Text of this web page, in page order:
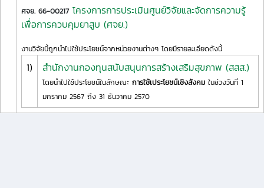
ศจย. 66-00217 โครงการการประเมินศูนย์วิจัยและจัดการความรู้
เพื่อการควบคุมยาสูบ (ศจย.)
งานวิจัยนี้ถูกนำไปใช้ประโยชน์จากหน่วยงานต่างๆ โดยมีรายละเอียดดังนี้
1) สำนักงานกองทุนสนับสนุนการสร้างเสริมสุขภาพ (สสส.)
โดยนำไปใช้ประโยชน์ในลักษณะ การใช้เประโยชน์เชิงสังคม ในช่วงวันที่ 1
มกราคม 2567 ถึง 31 ธันวาคม 2570